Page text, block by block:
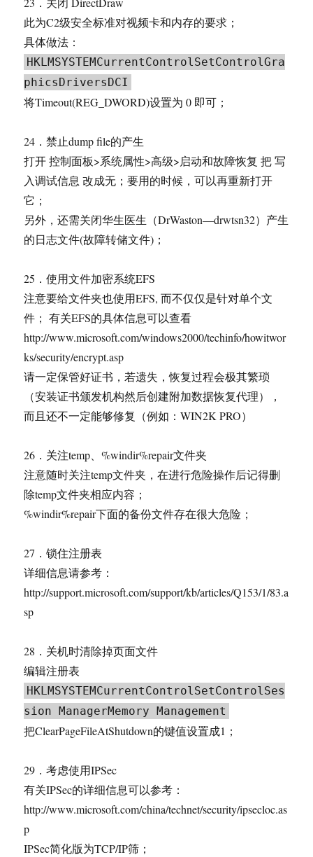
此为C2级安全标准对视频卡和内存的要求；
具体做法：
HKLMSYSTEMCurrentControlSetControlGra
phicsDriversDCI
将Timeout(REG_DWORD)设置为 0 即可；
24．禁止dump file的产生
打开 控制面板>系统属性>高级>启动和故障恢复 把 写
入调试信息 改成无；要用的时候，可以再重新打开
它；
另外，还需关闭华生医生（DrWaston—drwtsn32）产生
的日志文件(故障转储文件)；
25．使用文件加密系统EFS
注意要给文件夹也使用EFS, 而不仅仅是针对单个文
件； 有关EFS的具体信息可以查看
http://www.microsoft.com/windows2000/techinfo/howitwor
ks/security/encrypt.asp
请一定保管好证书，若遗失，恢复过程会极其繁琐
（安装证书颁发机构然后创建附加数据恢复代理），
而且还不一定能够修复（例如：WIN2K PRO）
26．关注temp、%windir%repair文件夹
注意随时关注temp文件夹，在进行危险操作后记得删
除temp文件夹相应内容；
%windir%repair下面的备份文件存在很大危险；
27．锁住注册表
详细信息请参考：
http://support.microsoft.com/support/kb/articles/Q153/1/83.a
sp
28．关机时清除掉页面文件
编辑注册表
HKLMSYSTEMCurrentControlSetControlSes
sion ManagerMemory Management
把ClearPageFileAtShutdown的键值设置成1；
29．考虑使用IPSec
有关IPSec的详细信息可以参考：
http://www.microsoft.com/china/technet/security/ipsecloc.as
p
IPSec简化版为TCP/IP筛；